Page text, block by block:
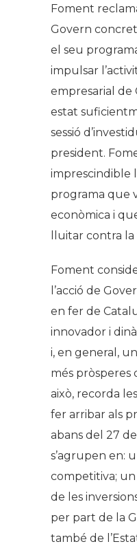
Foment
Govern
el seu
impulsar
empresarial de
estat
sessió
president.
imprescindible
programa que
econòmica i
lluitar contra
Foment
l’acció de
en fer de
innovador i
i, en general,
més
això, recorda
fer arribar als
abans del 27
s’agrupen en:
competitiva;
de les
per part de la
també de